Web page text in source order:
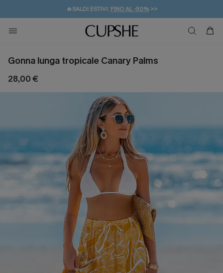
🔥SALDI ESTIVI: FINO AL -50%>>
🚚SPEDIZIONE GRATUITA DA 49€
💌REGALO PER I NUOVI: 20% DI SCONTO*
Gonna lunga tropicale Canary Palms
28,00 €